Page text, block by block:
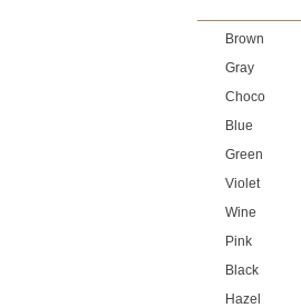
Brown
Gray
Choco
Blue
Green
Violet
Wine
Pink
Black
Hazel